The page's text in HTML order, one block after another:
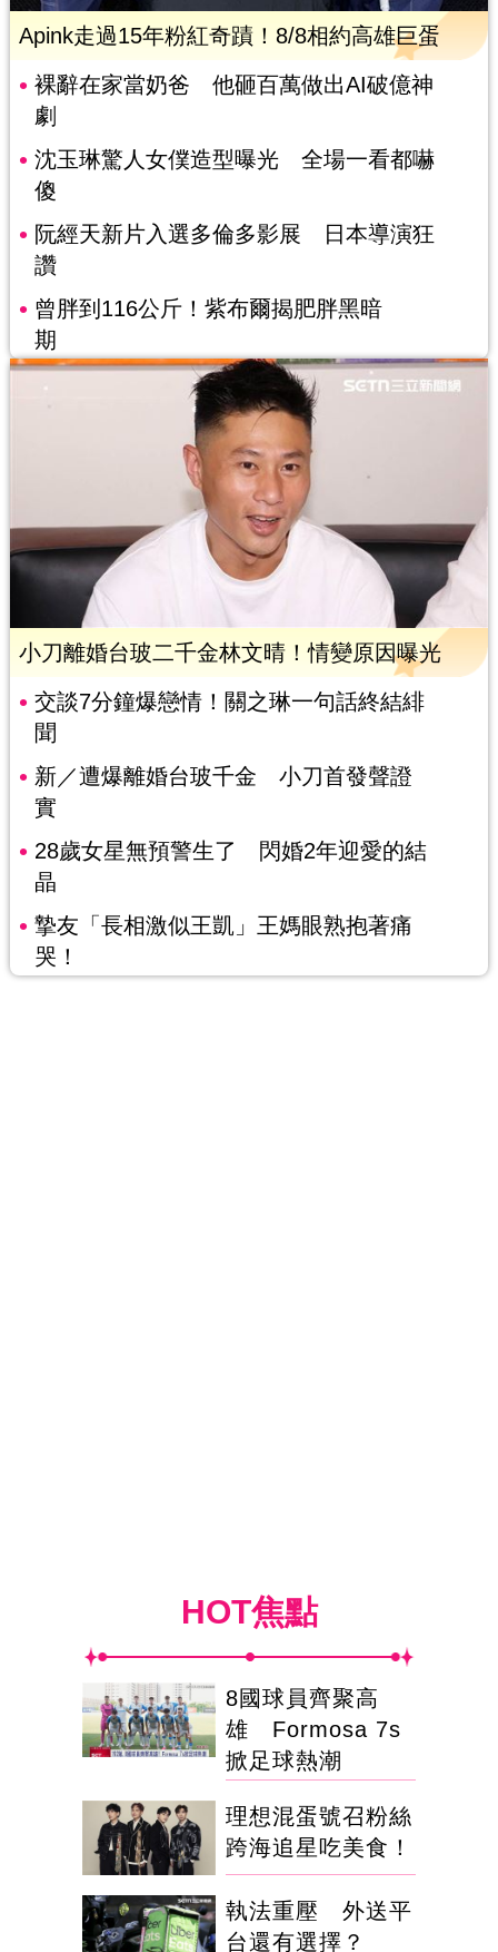
Apink走過15年粉紅奇蹟！8/8相約高雄巨蛋
裸辭在家當奶爸 他砸百萬做出AI破億神
劇
沈玉琳驚人女僕造型曝光 全場一看都嚇
傻
阮經天新片入選多倫多影展 日本導演狂
讚
曾胖到116公斤！紫布爾揭肥胖黑暗
期
小刀離婚台玻二千金林文晴！情變原因曝光
交談7分鐘爆戀情！關之琳一句話終結緋
聞
新／遭爆離婚台玻千金 小刀首發聲證
實
28歲女星無預警生了 閃婚2年迎愛的結
晶
摯友「長相激似王凱」王媽眼熟抱著痛
哭！
HOT焦點
8國球員齊聚高
雄 Formosa 7s
掀足球熱潮
理想混蛋號召粉絲
跨海追星吃美食！
執法重壓 外送平
台還有選擇？